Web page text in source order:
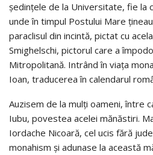
şedinţele de la Universitate, fie la
unde în timpul Postului Mare
paraclisul din incintă, pictat cu
Smighelschi, pictorul care a
Mitropolitană. Intrând în viaţa
Ioan, traducerea în calendarul
Auzisem de la mulţi oameni, între
Iubu, povestea acelei mănăstiri.
Iordache Nicoară, cel ucis fără
monahism şi adunase la această